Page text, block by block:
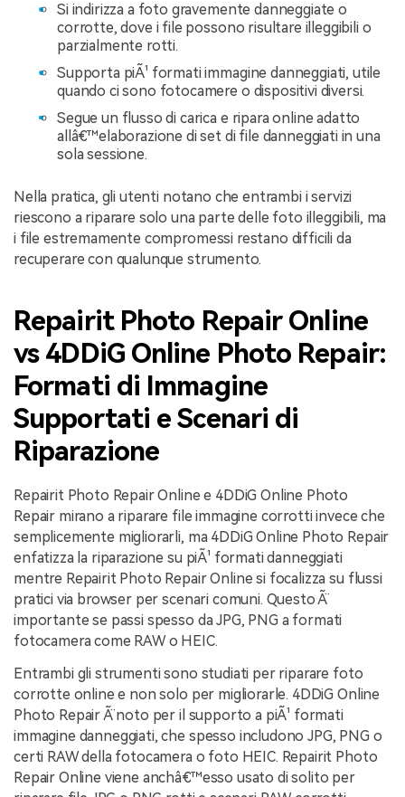
Si indirizza a foto gravemente danneggiate o
corrotte, dove i file possono risultare illeggibili o
parzialmente rotti.
Supporta piÃ¹ formati immagine danneggiati, utile
quando ci sono fotocamere o dispositivi diversi.
Segue un flusso di carica e ripara online adatto
allâ€™elaborazione di set di file danneggiati in una
sola sessione.
Nella pratica, gli utenti notano che entrambi i servizi
riescono a riparare solo una parte delle foto illeggibili, ma
i file estremamente compromessi restano difficili da
recuperare con qualunque strumento.
Repairit Photo Repair Online
vs 4DDiG Online Photo Repair:
Formati di Immagine
Supportati e Scenari di
Riparazione
Repairit Photo Repair Online e 4DDiG Online Photo
Repair mirano a riparare file immagine corrotti invece che
semplicemente migliorarli, ma 4DDiG Online Photo Repair
enfatizza la riparazione su piÃ¹ formati danneggiati
mentre Repairit Photo Repair Online si focalizza su flussi
pratici via browser per scenari comuni. Questo Ã¨
importante se passi spesso da JPG, PNG a formati
fotocamera come RAW o HEIC.
Entrambi gli strumenti sono studiati per riparare foto
corrotte online e non solo per migliorarle. 4DDiG Online
Photo Repair Ã¨ noto per il supporto a piÃ¹ formati
immagine danneggiati, che spesso includono JPG, PNG o
certi RAW della fotocamera o foto HEIC. Repairit Photo
Repair Online viene anchâ€™esso usato di solito per